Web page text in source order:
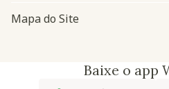
Mapa do Site
Baixe o app